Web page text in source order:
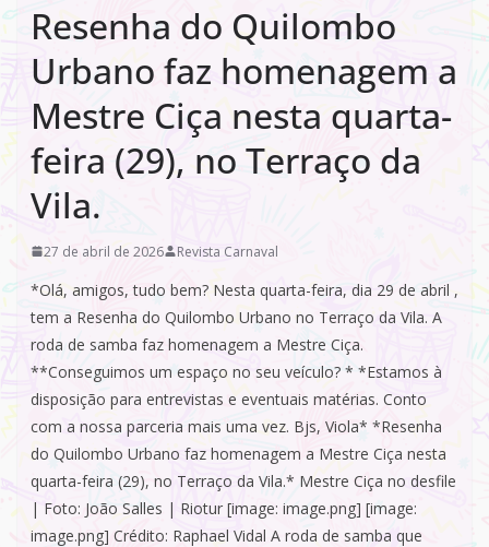
Resenha do Quilombo
Urbano faz homenagem a
Mestre Ciça nesta quarta-
feira (29), no Terraço da
Vila.
27 de abril de 2026 Revista Carnaval
*Olá, amigos, tudo bem? Nesta quarta-feira, dia 29 de abril ,
tem a Resenha do Quilombo Urbano no Terraço da Vila. A
roda de samba faz homenagem a Mestre Ciça.
**Conseguimos um espaço no seu veículo? * *Estamos à
disposição para entrevistas e eventuais matérias. Conto
com a nossa parceria mais uma vez. Bjs, Viola* *Resenha
do Quilombo Urbano faz homenagem a Mestre Ciça nesta
quarta-feira (29), no Terraço da Vila.* Mestre Ciça no desfile
| Foto: João Salles | Riotur [image: image.png] [image:
image.png] Crédito: Raphael Vidal A roda de samba que